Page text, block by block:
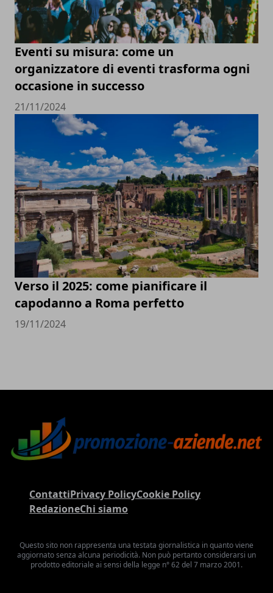
Eventi su misura: come un
organizzatore di eventi trasforma ogni
occasione in successo
21/11/2024
Verso il 2025: come pianificare il
capodanno a Roma perfetto
19/11/2024
ContattiPrivacy PolicyCookie Policy
RedazioneChi siamo
Questo sito non rappresenta una testata giornalistica in quanto viene
aggiornato senza alcuna periodicità. Non può pertanto considerarsi un
prodotto editoriale ai sensi della legge n° 62 del 7 marzo 2001.